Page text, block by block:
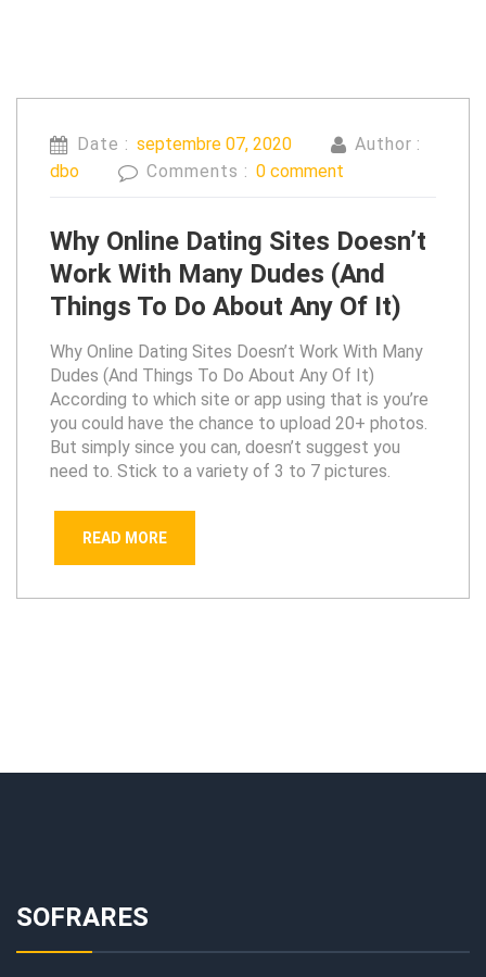
Date : septembre 07, 2020
Author :
dbo
Comments : 0 comment
Why Online Dating Sites Doesn’t
Work With Many Dudes (And
Things To Do About Any Of It)
Why Online Dating Sites Doesn’t Work With Many
Dudes (And Things To Do About Any Of It)
According to which site or app using that is you’re
you could have the chance to upload 20+ photos.
But simply since you can, doesn’t suggest you
need to. Stick to a variety of 3 to 7 pictures.
READ MORE
SOFRARES